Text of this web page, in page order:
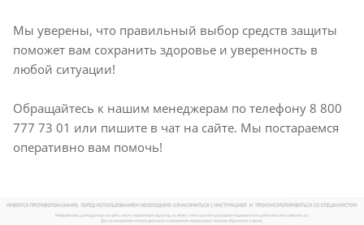
Мы уверены, что правильный выбор средств защиты
поможет вам сохранить здоровье и уверенность в
любой ситуации!
Обращайтесь к нашим менеджерам по телефону 8 800
777 73 01 или пишите в чат на сайте. Мы постараемся
оперативно вам помочь!